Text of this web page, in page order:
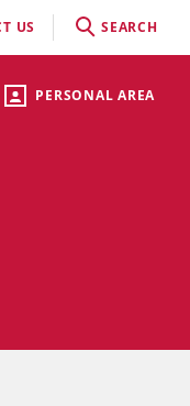
PERSONAL AREA
US SEARCH